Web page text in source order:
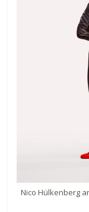
Nico Hülkenberg